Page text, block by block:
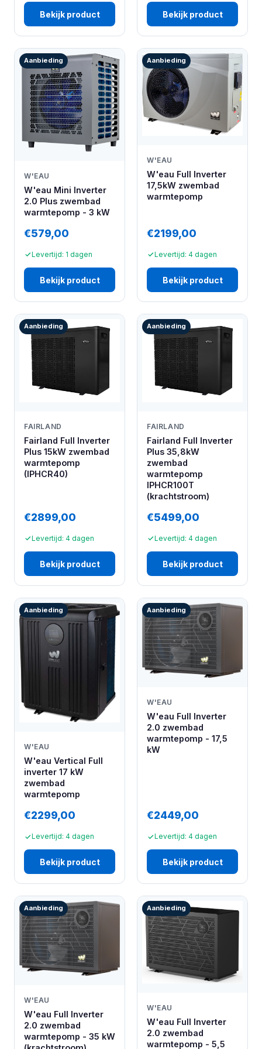
Bekijk product Bekijk product
Aanbieding
W'EAU
W'eau Mini Inverter
2.0 Plus zwembad
warmtepomp - 3 kW
€579,00
Levertijd: 1 dagen
Bekijk product
Aanbieding
W'EAU
W'eau Full Inverter
17,5kW zwembad
warmtepomp
€2199,00
Levertijd: 4 dagen
Bekijk product
Aanbieding
FAIRLAND
Fairland Full Inverter
Plus 15kW zwembad
warmtepomp
(IPHCR40)
€2899,00
Levertijd: 4 dagen
Bekijk product
Aanbieding
FAIRLAND
Fairland Full Inverter
Plus 35,8kW
zwembad
warmtepomp
IPHCR100T
(krachtstroom)
€5499,00
Levertijd: 4 dagen
Bekijk product
Aanbieding
W'EAU
W'eau Vertical Full
inverter 17 kW
zwembad
warmtepomp
€2299,00
Levertijd: 4 dagen
Bekijk product
Aanbieding
W'EAU
W'eau Full Inverter
2.0 zwembad
warmtepomp - 17,5
kW
€2449,00
Levertijd: 4 dagen
Bekijk product
Aanbieding
W'EAU
W'eau Full Inverter
2.0 zwembad
warmtepomp - 35 kW
Aanbieding
W'EAU
W'eau Full Inverter
2.0 zwembad
warmtepomp - 5,5